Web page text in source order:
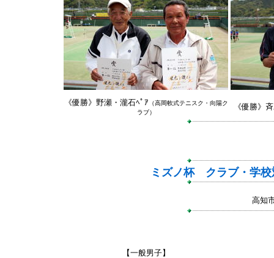
《優勝》野瀬・瀧石ﾍﾟｱ （高岡軟式テニスク・向陽ク
ラブ）
《優勝》
ミズノ杯 クラブ・学
高知
【一般男子】